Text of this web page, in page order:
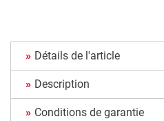
Détails de l'article
Description
Conditions de garantie